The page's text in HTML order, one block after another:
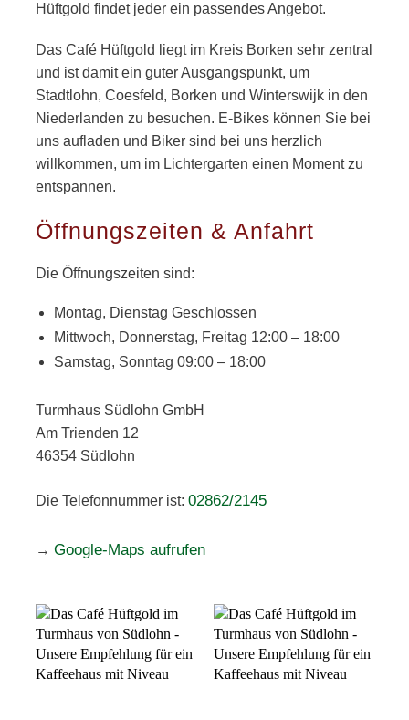
Hüftgold findet jeder ein passendes Angebot.
Das Café Hüftgold liegt im Kreis Borken sehr zentral
und ist damit ein guter Ausgangspunkt, um
Stadtlohn, Coesfeld, Borken und Winterswijk in den
Niederlanden zu besuchen. E-Bikes können Sie bei
uns aufladen und Biker sind bei uns herzlich
willkommen, um im Lichtergarten einen Moment zu
entspannen.
Öffnungszeiten & Anfahrt
Die Öffnungszeiten sind:
Montag, Dienstag Geschlossen
Mittwoch, Donnerstag, Freitag 12:00 – 18:00
Samstag, Sonntag 09:00 – 18:00
Turmhaus Südlohn GmbH
Am Trienden 12
46354 Südlohn
Die Telefonnummer ist: 02862/2145
→ Google-Maps aufrufen